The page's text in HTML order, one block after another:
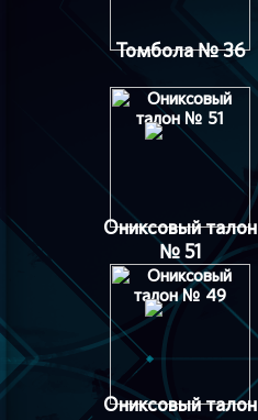
Томбола № 36
Ониксовый талон
№ 51
Ониксовый талон